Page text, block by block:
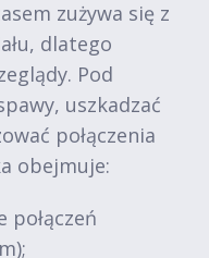
zużywa się z
dlatego
Pod
uszkadzać
połączenia
obejmuje:
połączeń